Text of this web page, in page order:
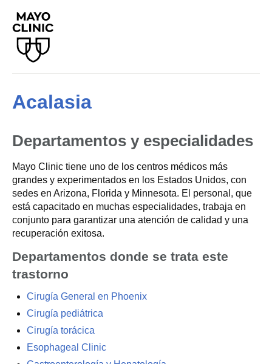
Acalasia
Departamentos y especialidades
Mayo Clinic tiene uno de los centros médicos más
grandes y experimentados en los Estados Unidos, con
sedes en Arizona, Florida y Minnesota. El personal, que
está capacitado en muchas especialidades, trabaja en
conjunto para garantizar una atención de calidad y una
recuperación exitosa.
Departamentos donde se trata este
trastorno
Cirugía General en Phoenix
Cirugía pediátrica
Cirugía torácica
Esophageal Clinic